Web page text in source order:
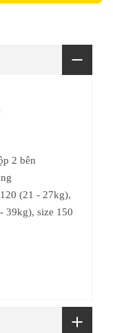
2 bên
(21 - 27kg),
39kg), size 150